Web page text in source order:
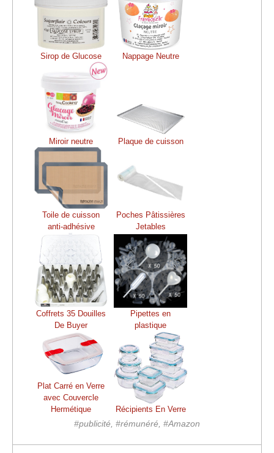
Sirop de Glucose Nappage Neutre
Miroir neutre Plaque de cuisson
Toile de cuisson
anti-adhésive
Poches Pâtissières
Jetables
Coffrets 35 Douilles
De Buyer
Pipettes en
plastique
Plat Carré en Verre
avec Couvercle
Hermétique
Récipients En Verre
#publicité, #rémunéré, #Amazon